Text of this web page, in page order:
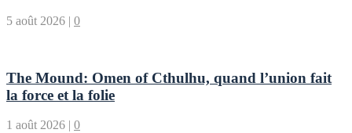
5 août 2026 | 0
The Mound: Omen of Cthulhu, quand l’union fait
la force et la folie
1 août 2026 | 0